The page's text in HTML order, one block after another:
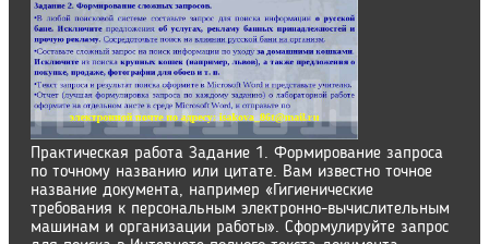
Практическая работа Задание 1. Формирование запроса
по точному названию или цитате. Вам известно точное
название документа, например «Гигиенические
требования к персональным электронно-вычислительным
машинам и организации работы». Сформулируйте запрос